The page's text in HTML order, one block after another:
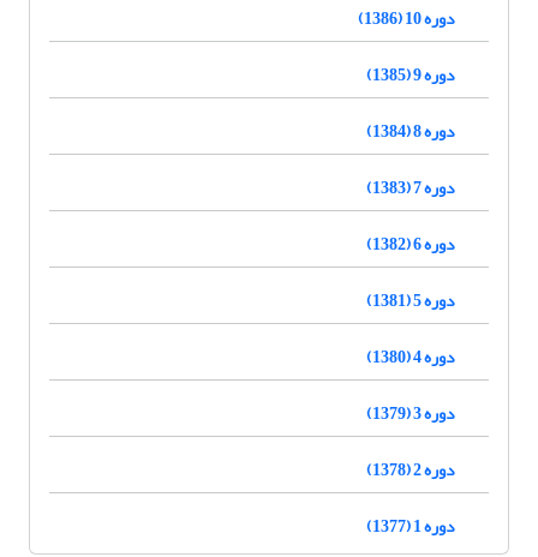
دوره 10 (1386)
دوره 9 (1385)
دوره 8 (1384)
دوره 7 (1383)
دوره 6 (1382)
دوره 5 (1381)
دوره 4 (1380)
دوره 3 (1379)
دوره 2 (1378)
دوره 1 (1377)